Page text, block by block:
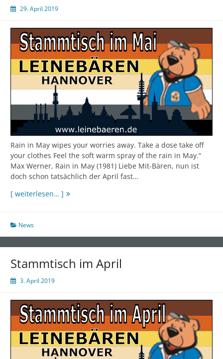
29. April 2019
Rain in May wipes your worries away. Take a dose take off
your clothes Feel the soft warm spray of the rain in May.“
Max Werner, Rain in May (1981) Liebe Mit-Bären, nun ist
doch schon tatsächlich der April fast…
[ weiterlesen… ] Stammtisch
vorher
x-
Schrill
April
News
Stammtisch im April
3. April 2019